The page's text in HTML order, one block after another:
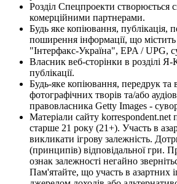
Розділ Спецпроекти створюється
комерційними партнерами.
Будь яке копіювання, публікація,
поширення інформації, що
"Інтерфакс-Україна", EPA / UPG,
Власник веб-сторінки в розділі
публікації.
Будь-яке копіювання, передрук та
фотографічних творів та/або
правовласника Getty Images -
Матеріали сайту korrespondent.net
старше 21 року (21+). Участь в
викликати ігрову залежність.
(принципів) відповідальної гри.
ознак залежності негайно
Пам'ятайте, що участь в азартних